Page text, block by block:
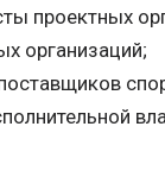
проектных
организаций;